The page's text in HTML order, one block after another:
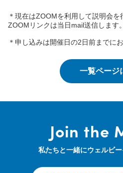
＊現在はZOOMを利用して説明会を
ZOOMリンクは当日mail送信します。
＊申し込みは開催日の2日前までに
一覧ページ
Join the
私たちと一緒にウェルビ